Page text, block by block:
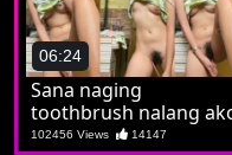
06:24
Sana naging
toothbrush nalang
102456 Views 14147